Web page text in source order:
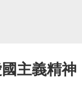
主義精神